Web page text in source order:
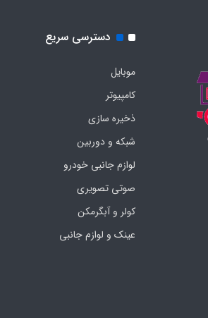
دسترسی سریع
موبایل
کامپیوتر
ذخیره سازی
شبکه و دوربین
لوازم جانبی خودرو
صوتی تصویری
کولر و آبگرمکن
عینک و لوازم جانبی